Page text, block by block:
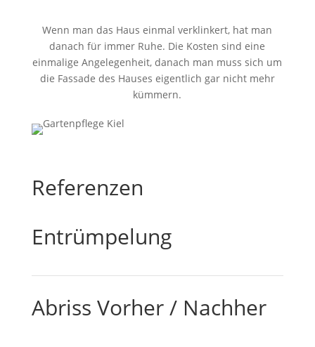
Wenn man das Haus einmal verklinkert, hat man
danach für immer Ruhe. Die Kosten sind eine
einmalige Angelegenheit, danach man muss sich um
die Fassade des Hauses eigentlich gar nicht mehr
kümmern.
Referenzen
Entrümpelung
Abriss Vorher / Nachher